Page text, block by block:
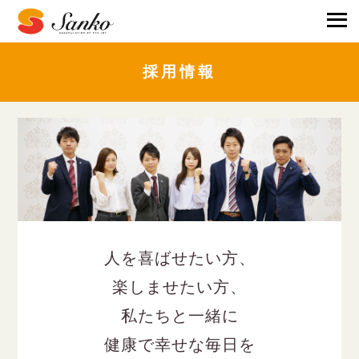
採用情報
人を喜ばせたい方、
楽しませたい方、
私たちと一緒に
健康で幸せな毎日を